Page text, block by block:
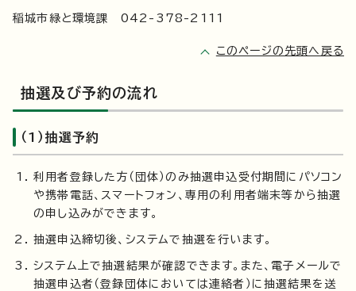
稲城市緑と環境課 042-378-2111
このページの先頭へ戻る
抽選及び予約の流れ
（1）抽選予約
利用者登録した方（団体）のみ抽選申込受付期間にパソコン
や携帯電話、スマートフォン、専用の利用者端末等から抽選
の申し込みができます。
抽選申込締切後、システムで抽選を行います。
システム上で抽選結果が確認できます。また、電子メールで
抽選申込者（登録団体においては連絡者）に抽選結果を送